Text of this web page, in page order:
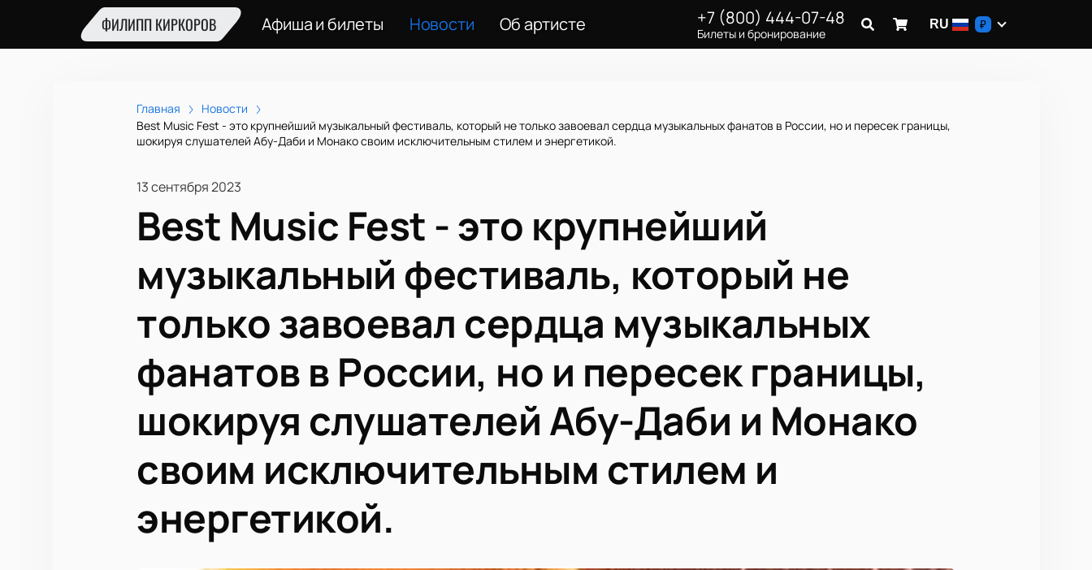
ФИЛИПП КИРКОРОВ Афиша и билеты Новости Об артисте +7 (800) 444-07-48
Билеты и бронирование
RU ₽
Главная
Новости
Best Music Fest - это крупнейший музыкальный фестиваль, который не только завоевал сердца музыкальных фанатов в России, но и пересек границы,
шокируя слушателей Абу-Даби и Монако своим исключительным стилем и энергетикой.
13 сентября 2023
Best Music Fest - это крупнейший
музыкальный фестиваль, который не
только завоевал сердца музыкальных
фанатов в России, но и пересек границы,
шокируя слушателей Абу-Даби и Монако
своим исключительным стилем и
энергетикой.